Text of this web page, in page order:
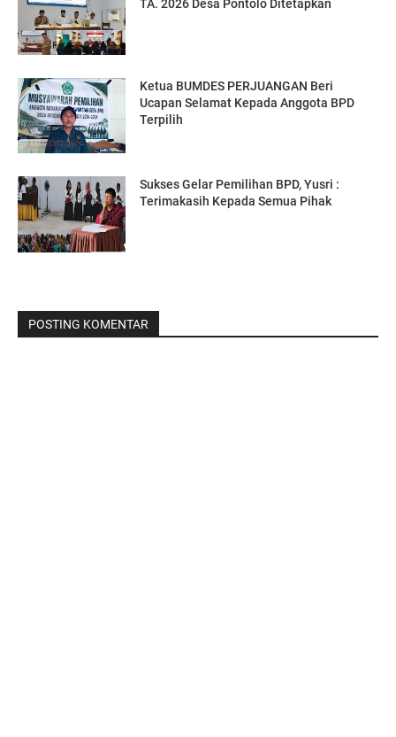
TA. 2026 Desa Pontolo Ditetapkan
Ketua BUMDES PERJUANGAN Beri
Ucapan Selamat Kepada Anggota BPD
Terpilih
Sukses Gelar Pemilihan BPD, Yusri :
Terimakasih Kepada Semua Pihak
POSTING KOMENTAR